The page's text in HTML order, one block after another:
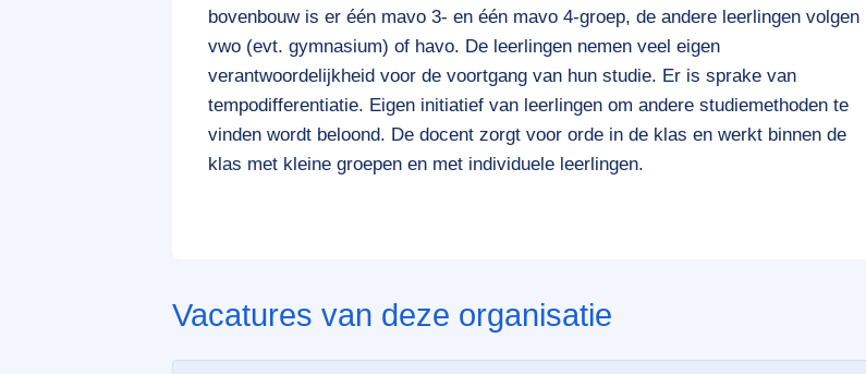
bovenbouw is er één mavo 3- en één mavo 4-groep, de andere leerlingen volgen
vwo (evt. gymnasium) of havo. De leerlingen nemen veel eigen
verantwoordelijkheid voor de voortgang van hun studie. Er is sprake van
tempodifferentiatie. Eigen initiatief van leerlingen om andere studiemethoden te
vinden wordt beloond. De docent zorgt voor orde in de klas en werkt binnen de
klas met kleine groepen en met individuele leerlingen.
Vacatures van deze organisatie